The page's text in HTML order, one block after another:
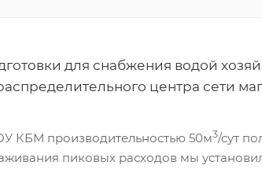
для снабжения водой
центра сети
КБМ производительностью 50м3/сут
пиковых расходов мы